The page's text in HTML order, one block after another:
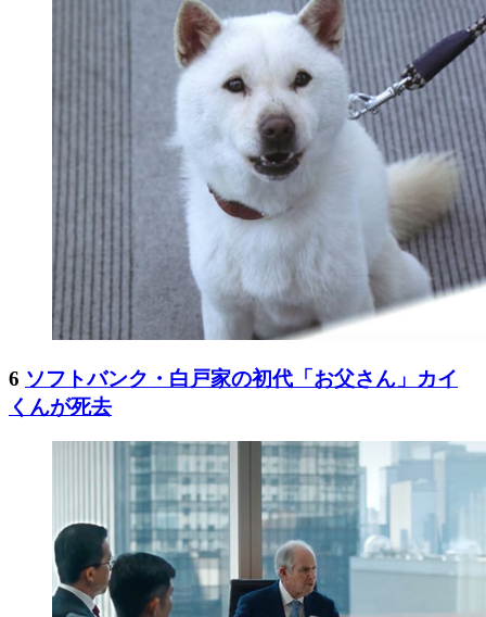
6 ソフトバンク・白戸家の初代「お父さん」カイ
くんが死去